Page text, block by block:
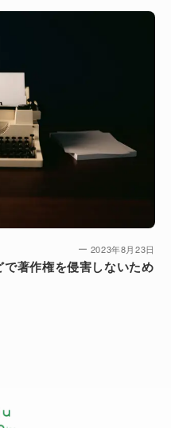
2023年8月23日
で著作権を侵害しないため